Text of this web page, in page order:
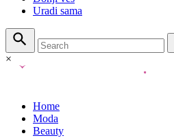
Uradi sama
×
Home
Moda
Beauty